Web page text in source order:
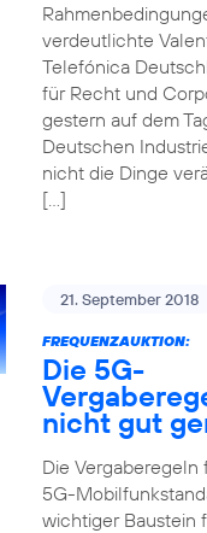
verdeutlichte
Telefónica
für Recht und
gestern auf dem
Deutschen
nicht die Dinge
[…]
21. September 2018
FREQUENZAUKTION:
Die 5G-
nicht gut
Die Vergaberegeln
5G-
wichtiger Baustein